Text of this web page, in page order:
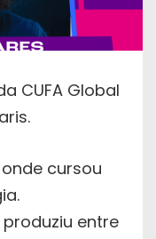
CUFA Global
cursou
entre